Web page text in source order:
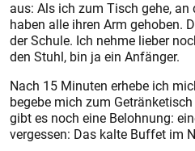
aus: Als ich zum Tisch gehe, an
haben alle ihren Arm gehoben.
der Schule. Ich nehme lieber
den Stuhl, bin ja ein Anfänger.
Nach 15 Minuten erhebe ich
begebe mich zum
gibt es noch eine Belohnung:
vergessen: Das kalte Buffet im